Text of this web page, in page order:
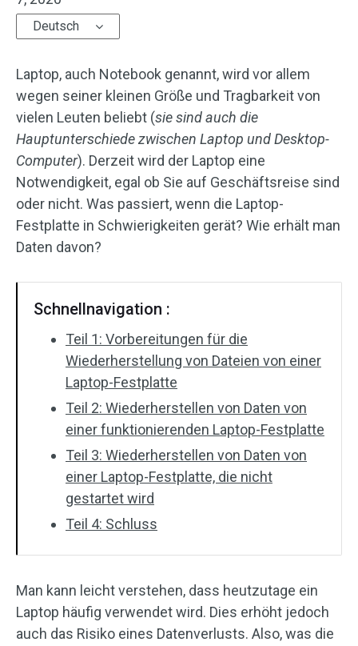
Deutsch
Laptop, auch Notebook genannt, wird vor allem
wegen seiner kleinen Größe und Tragbarkeit von
vielen Leuten beliebt (sie sind auch die
Hauptunterschiede zwischen Laptop und Desktop-
Computer). Derzeit wird der Laptop eine
Notwendigkeit, egal ob Sie auf Geschäftsreise sind
oder nicht. Was passiert, wenn die Laptop-
Festplatte in Schwierigkeiten gerät? Wie erhält man
Daten davon?
Schnellnavigation :
Teil 1: Vorbereitungen für die
Wiederherstellung von Dateien von einer
Laptop-Festplatte
Teil 2: Wiederherstellen von Daten von
einer funktionierenden Laptop-Festplatte
Teil 3: Wiederherstellen von Daten von
einer Laptop-Festplatte, die nicht
gestartet wird
Teil 4: Schluss
Man kann leicht verstehen, dass heutzutage ein
Laptop häufig verwendet wird. Dies erhöht jedoch
auch das Risiko eines Datenverlusts. Also, was die